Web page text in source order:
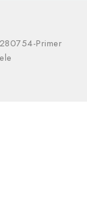
Primer